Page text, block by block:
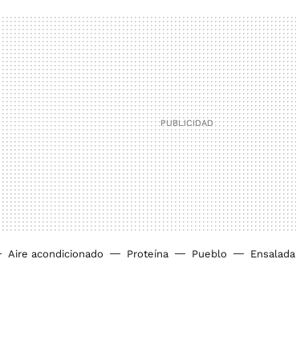
Aire acondicionado Proteína Pueblo Ensalada